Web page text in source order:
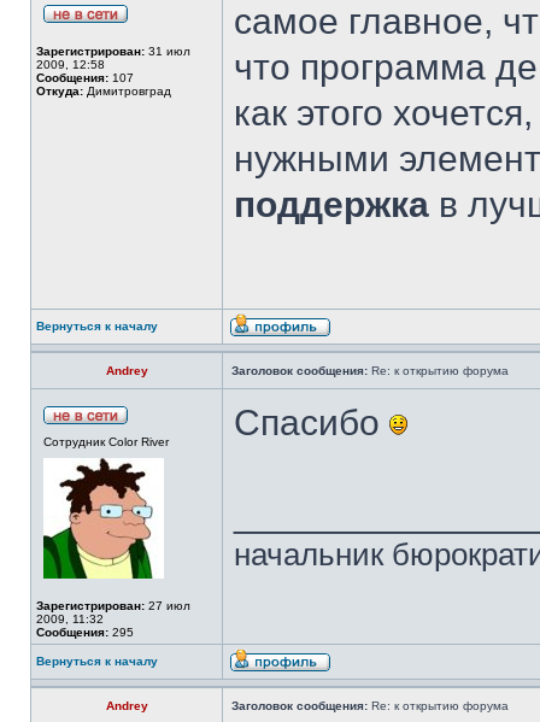
Зарегистрирован: 31 июл
2009, 12:58
Сообщения: 107
Откуда: Димитровград
самое главное,
что программа
как этого
нужными
поддержка в
Вернуться к началу
Andrey Заголовок сообщения: Re: к открытию форума
Сотрудник Color River
Зарегистрирован: 27 июл
2009, 11:32
Сообщения: 295
Спасибо
начальник
Вернуться к началу
Andrey Заголовок сообщения: Re: к открытию форума